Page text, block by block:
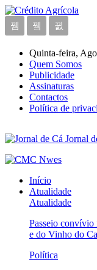
Quinta-feira,
Quem Somos
Publicidade
Assinaturas
Contactos
Política de
Jornal
Início
Atualidade
Atualidade
Passeio convívio
e do Vinho do
Política